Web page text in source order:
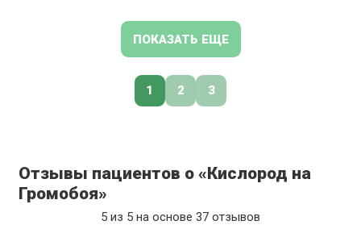
ПОКАЗАТЬ ЕЩЕ
1 2 3
Отзывы пациентов о «Кислород на
Громобоя»
5 из 5 на основе 37 отзывов